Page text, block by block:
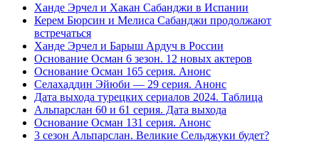
Ханде Эрчел и Хакан Сабанджи в Испании
Керем Бюрсин и Мелиса Сабанджи продолжают
встречаться
Ханде Эрчел и Барыш Ардуч в России
Основание Осман 6 зезон. 12 новых актеров
Основание Осман 165 серия. Анонс
Селахаддин Эйюби — 29 серия. Анонс
Дата выхода турецких сериалов 2024. Таблица
Альпарслан 60 и 61 серия. Дата выхода
Основание Осман 131 серия. Анонс
3 сезон Альпарслан. Великие Сельджуки будет?